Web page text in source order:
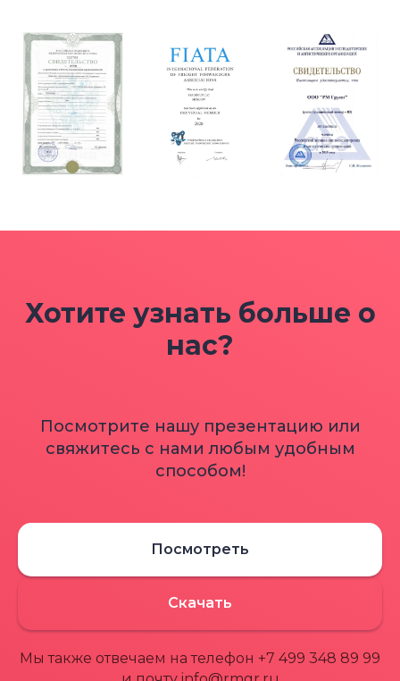
Хотите узнать больше о
нас?
Посмотрите нашу презентацию или
свяжитесь с нами любым удобным
способом!
Посмотреть
Скачать
Мы также отвечаем на телефон +7 499 348 89 99